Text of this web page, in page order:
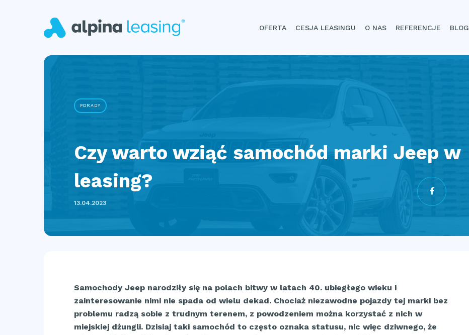
OFERTA CESJA LEASINGU O NAS REFERENCJE BLOG
PORADY
Czy warto wziąć samochód marki Jeep w
leasing?
13.04.2023
Samochody Jeep narodziły się na polach bitwy w latach 40. ubiegłego wieku i
zainteresowanie nimi nie spada od wielu dekad. Chociaż niezawodne pojazdy tej marki bez
problemu radzą sobie z trudnym terenem, z powodzeniem można korzystać z nich w
miejskiej dżungli. Dzisiaj taki samochód to często oznaka statusu, nic więc dziwnego, że